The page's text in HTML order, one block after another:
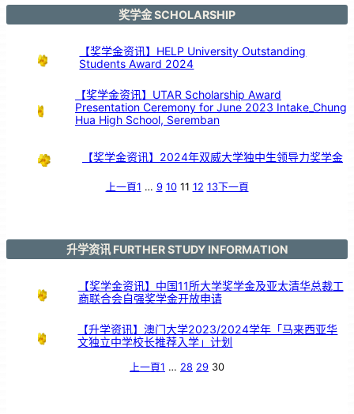
，
好
奖学金 SCHOLARSHIP
【奖学金资讯】HELP University Outstanding
Students Award 2024
【奖学金资讯】UTAR Scholarship Award
Presentation Ceremony for June 2023 Intake_Chung
Hua High School, Seremban
【奖学金资讯】2024年双威大学独中生领导力奖学金
上一頁1 … 9 10 11 12 13下一頁
升学资讯 FURTHER STUDY INFORMATION
【奖学金资讯】中国11所大学奖学金及亚太清华总裁工
商联合会自强奖学金开放申请
【升学资讯】澳门大学2023/2024学年「马来西亚华
文独立中学校长推荐入学」计划
上一頁1 … 28 29 30